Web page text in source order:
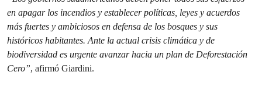
en apagar los incendios y establecer políticas, leyes y acuerdos
más fuertes y ambiciosos en defensa de los bosques y sus
históricos habitantes. Ante la actual crisis climática y de
biodiversidad es urgente avanzar hacia un plan de Deforestación
Cero”, afirmó Giardini.